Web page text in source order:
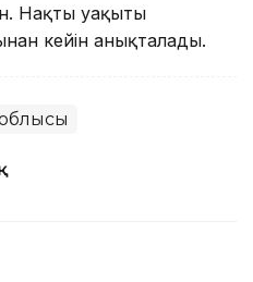
Нақты уақыты
кейін анықталады.
облысы